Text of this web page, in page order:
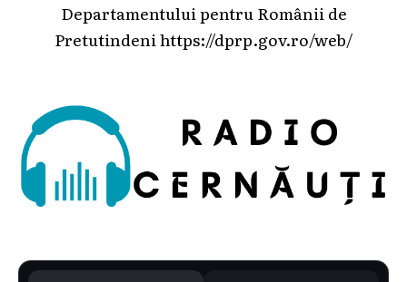
Departamentului pentru Românii de
Pretutindenihttps://dprp.gov.ro/web/